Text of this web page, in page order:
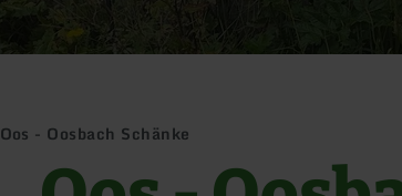
Oos - Oosbach Schänke